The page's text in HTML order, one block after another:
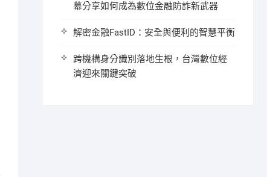
幕分享如何成為數位金融防詐新武器
解密金融FastID：安全與便利的智慧平衡
跨機構身分識別落地生根，台灣數位經
濟迎來關鍵突破